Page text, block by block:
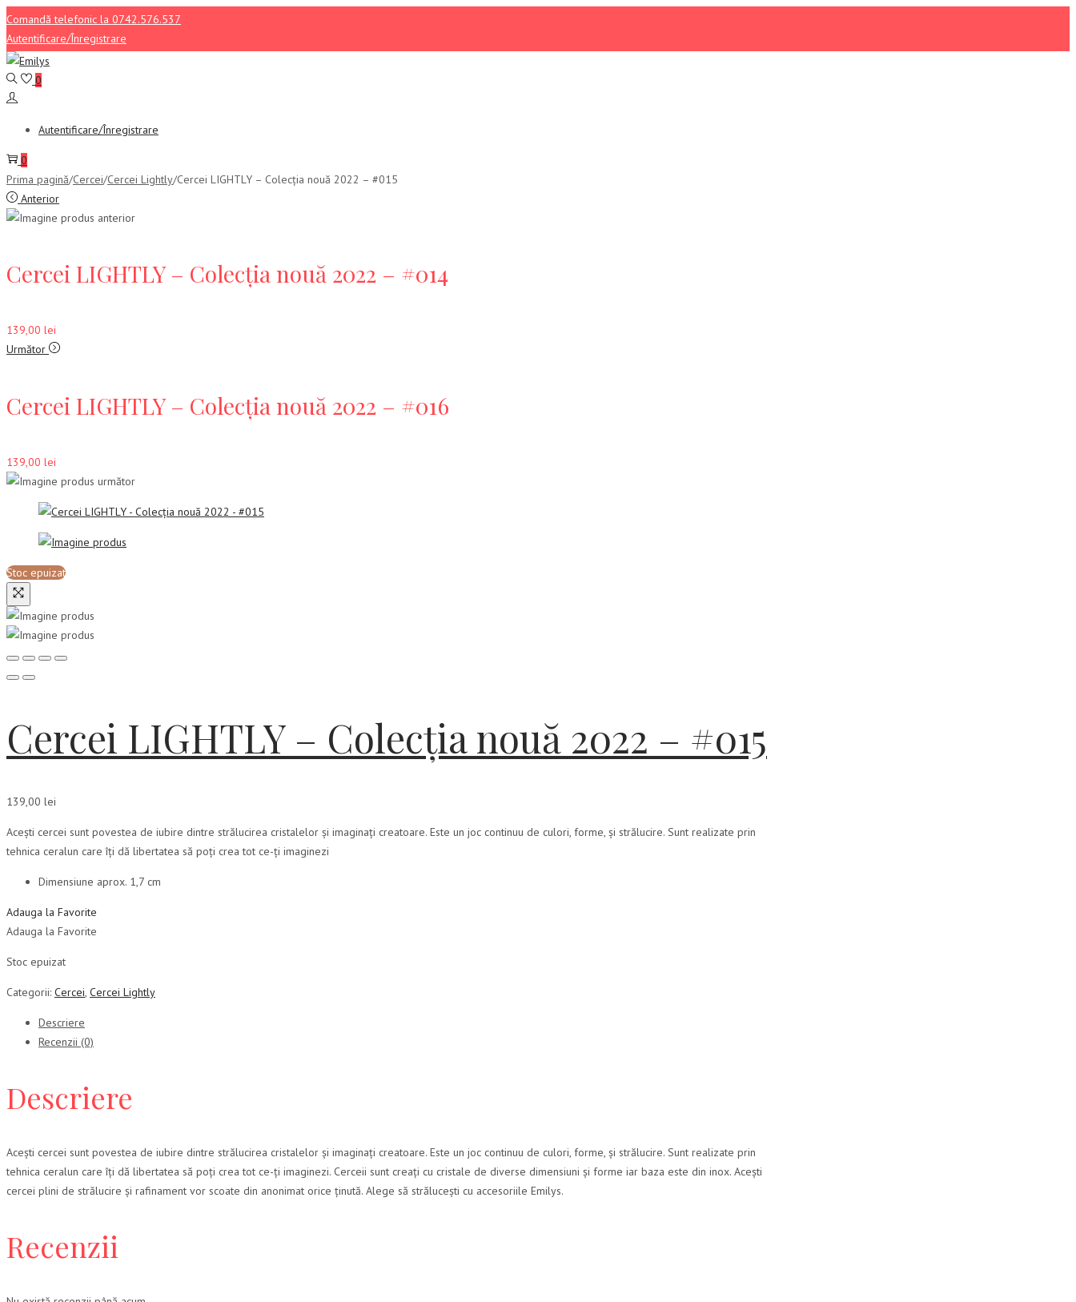
Comandă telefonic la 0742.576.537
Autentificare/Înregistrare
Sari
la
navigare
Sari
la
conținut
0
Autentificare/Înregistrare
0
Prima pagină/Cercei/Cercei Lightly/Cercei LIGHTLY – Colecția nouă 2022 – #015
Anterior
Cercei LIGHTLY – Colecția nouă 2022 – #014
139,00 lei
Următor
Cercei LIGHTLY – Colecția nouă 2022 – #016
139,00 lei
Stoc epuizat
Cercei LIGHTLY – Colecția nouă 2022 – #015
139,00 lei
Acești cercei sunt povestea de iubire dintre strălucirea cristalelor și imaginați creatoare. Este un joc continuu de culori, forme, și strălucire. Sunt realizate prin
tehnica ceralun care îți dă libertatea să poți crea tot ce-ți imaginezi
Dimensiune aprox. 1,7 cm
Adauga la Favorite
Adauga la Favorite
Stoc epuizat
Categorii: Cercei, Cercei Lightly
Descriere
Recenzii (0)
Descriere
Acești cercei sunt povestea de iubire dintre strălucirea cristalelor și imaginați creatoare. Este un joc continuu de culori, forme, și strălucire. Sunt realizate prin
tehnica ceralun care îți dă libertatea să poți crea tot ce-ți imaginezi. Cerceii sunt creați cu cristale de diverse dimensiuni și forme iar baza este din inox. Acești
cercei plini de strălucire și rafinament vor scoate din anonimat orice ținută. Alege să strălucești cu accesoriile Emilys.
Recenzii